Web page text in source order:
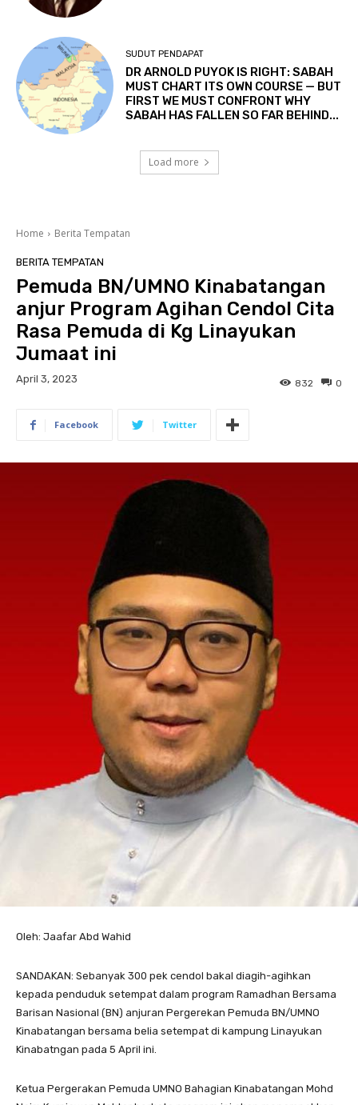
SUDUT PENDAPAT
DR ARNOLD PUYOK IS RIGHT: SABAH
MUST CHART ITS OWN COURSE — BUT
FIRST WE MUST CONFRONT WHY
SABAH HAS FALLEN SO FAR BEHIND...
Load more